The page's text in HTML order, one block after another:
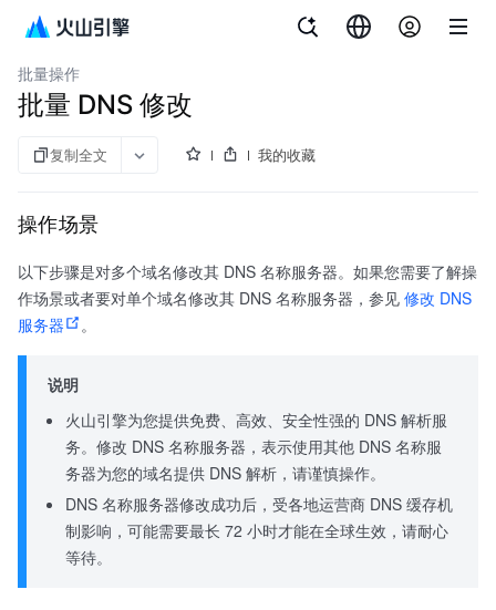
域名服务
批量操作
批量 DNS 修改
复制全文 我的收藏
操作场景
以下步骤是对多个域名修改其 DNS 名称服务器。如果您需要了解操
作场景或者要对单个域名修改其 DNS 名称服务器，参见 修改 DNS
服务器
。
说明
火山引擎为您提供免费、高效、安全性强的 DNS 解析服
务。修改 DNS 名称服务器，表示使用其他 DNS 名称服
务器为您的域名提供 DNS 解析，请谨慎操作。
DNS 名称服务器修改成功后，受各地运营商 DNS 缓存机
制影响，可能需要最长 72 小时才能在全球生效，请耐心
等待。